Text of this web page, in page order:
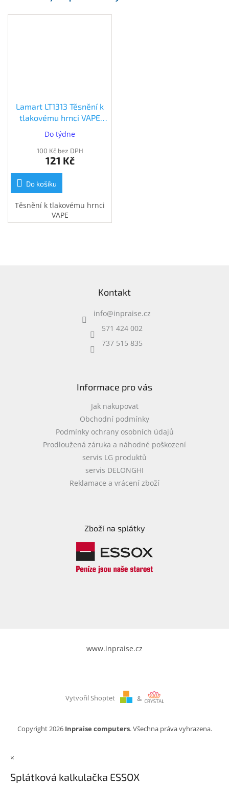
Lamart LT1313 Těsnění k
tlakovému hrnci VAPE
(42008218)
Do týdne
100 Kč bez DPH
121 Kč
Do košíku
Těsnění k tlakovému hrnci
VAPE
Kontakt
info@inpraise.cz
571 424 002
737 515 835
Informace pro vás
Jak nakupovat
Obchodní podmínky
Podmínky ochrany osobních údajů
Prodloužená záruka a náhodné poškození
servis LG produktů
servis DELONGHI
Reklamace a vrácení zboží
Zboží na splátky
www.inpraise.cz
Vytvořil Shoptet &
Copyright 2026 Inpraise computers. Všechna práva vyhrazena.
×
Splátková kalkulačka ESSOX